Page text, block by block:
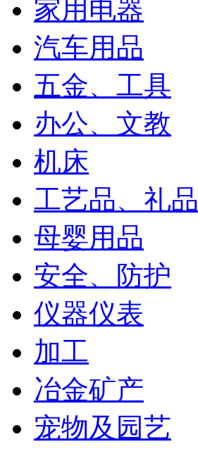
家用电器
汽车用品
五金、工具
办公、文教
机床
工艺品、礼品
母婴用品
安全、防护
仪器仪表
加工
冶金矿产
宠物及园艺